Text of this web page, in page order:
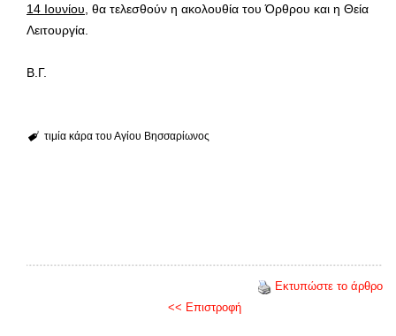
14 Ιουνίου, θα τελεσθούν η ακολουθία του Όρθρου και η Θεία
Λειτουργία.
Β.Γ.
τιμία κάρα του Αγίου Βησσαρίωνος
Εκτυπώστε το άρθρο
<< Επιστροφή